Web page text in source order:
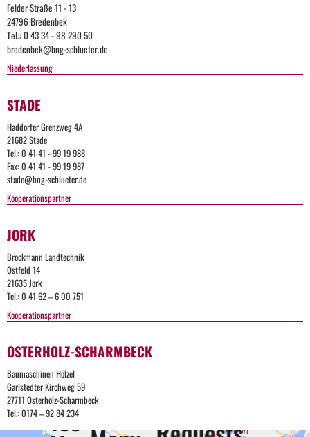
Felder Straße 11 - 13
24796 Bredenbek
Tel.: 0 43 34 - 98 290 50
bredenbek@bng-schlueter.de
Niederlassung
STADE
Haddorfer Grenzweg 4A
21682 Stade
Tel.: 0 41 41 - 99 19 988
Fax: 0 41 41 - 99 19 987
stade@bng-schlueter.de
Kooperationspartner
JORK
Brockmann Landtechnik
Ostfeld 14
21635 Jork
Tel.: 0 41 62 – 6 00 751
Kooperationspartner
OSTERHOLZ-SCHARMBECK
Baumaschinen Hölzel
Garlstedter Kirchweg 59
27711 Osterholz-Scharmbeck
Tel.: 0174 – 92 84 234
of time.
Port
Too
Too